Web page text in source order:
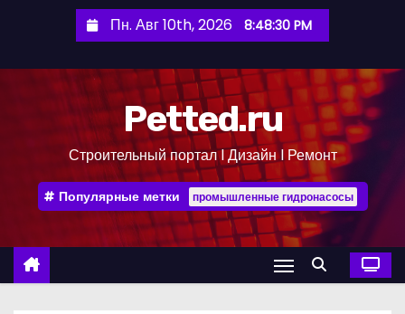
е
Пн. Авг 10th, 2026 8:48:31 PM
Petted.ru
Строительный портал l Дизайн l Ремонт
Популярные метки промышленные гидронасосы